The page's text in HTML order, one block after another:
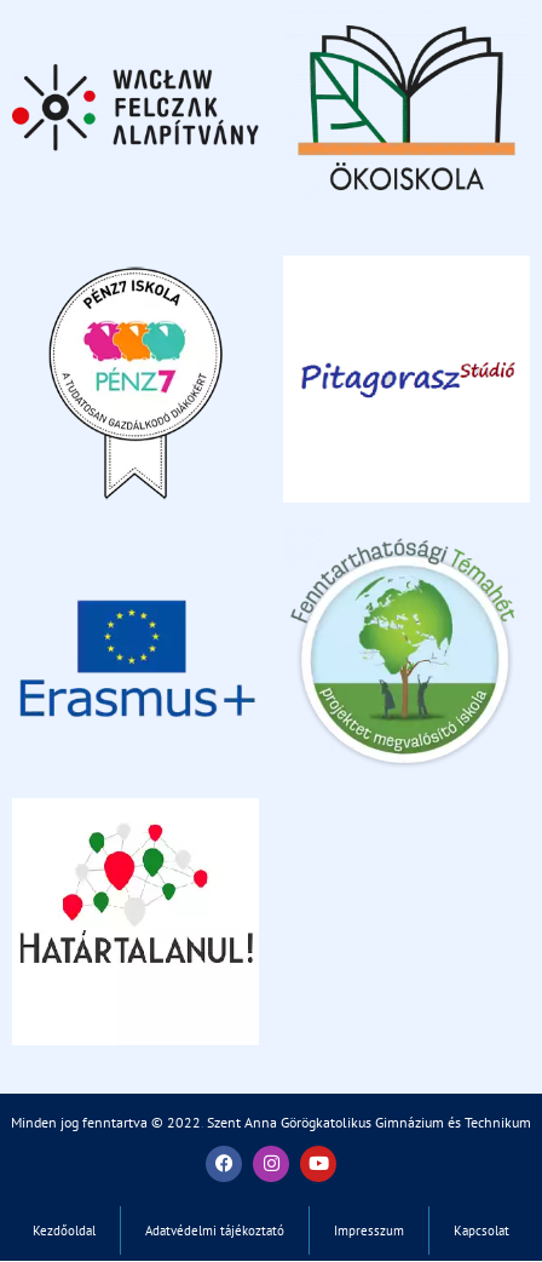
Minden jog fenntartva © 2022 Szent Anna Görögkatolikus Gimnázium és Technikum
Kezdőoldal Adatvédelmi tájékoztató Impresszum Kapcsolat